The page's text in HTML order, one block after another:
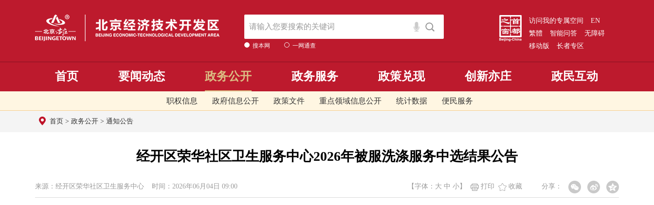
搜本网 一网通查
访问我的专属空间
EN
繁體
智能问答
无障碍
移动版
长者专区
首页 要闻动态 政务公开
职权信息 政府信息公开 政策文件 重点领域信息公开 统计数据 便民服务
政务服务 政策兑现 创新亦庄 政民互动
首页 > 政务公开 > 通知公告
经开区荣华社区卫生服务中心2026年被服洗涤服务中选结果公告
来源：​经开区荣华社区卫生服务中心 时间：2026年06月04日 09:00 分享：
【字体： 大 中 小 】 打印 收藏